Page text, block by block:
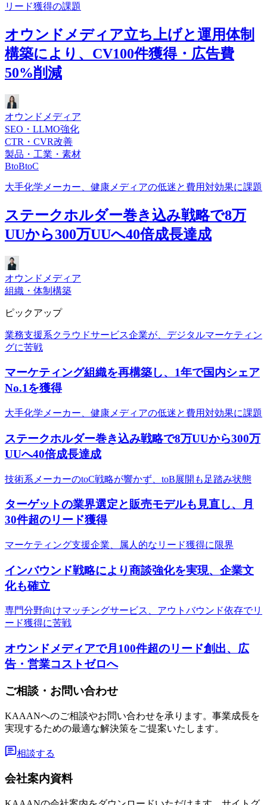
リード獲得の課題
オウンドメディア立ち上げと運用体制
構築により、CV100件獲得・広告費
50%削減
オウンドメディア
SEO・LLMO強化
CTR・CVR改善
製品・工業・素材
BtoBtoC
大手化学メーカー、健康メディアの低迷と費用対効果に課題
ステークホルダー巻き込み戦略で8万
UUから300万UUへ40倍成長達成
オウンドメディア
組織・体制構築
ピックアップ
業務支援系クラウドサービス企業が、デジタルマーケティン
グに苦戦
マーケティング組織を再構築し、1年で国内シェア
No.1を獲得
大手化学メーカー、健康メディアの低迷と費用対効果に課題
ステークホルダー巻き込み戦略で8万UUから300万
UUへ40倍成長達成
技術系メーカーのtoC戦略が響かず、toB展開も足踏み状態
ターゲットの業界選定と販売モデルも見直し、月
30件超のリード獲得
マーケティング支援企業、属人的なリード獲得に限界
インバウンド戦略により商談強化を実現、企業文
化も確立
専門分野向けマッチングサービス、アウトバウンド依存でリ
ード獲得に苦戦
オウンドメディアで月100件超のリード創出、広
告・営業コストゼロへ
ご相談・お問い合わせ
KAAANへのご相談やお問い合わせを承ります。事業成長を
実現するための最適な解決策をご提案いたします。
相談する
会社案内資料